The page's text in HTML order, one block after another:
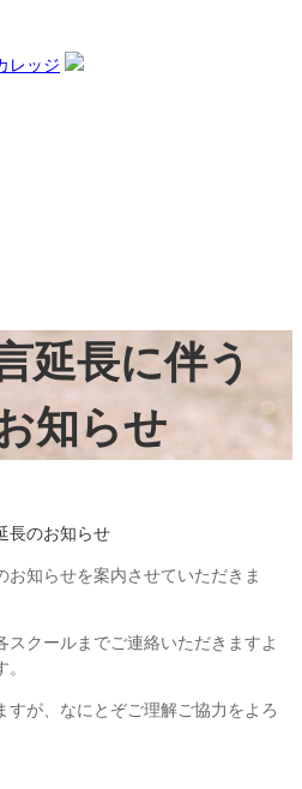
延長に伴う
知らせ
長のお知らせ
お知らせを案内させていただきま
クールまでご連絡いただきますよ
すが、なにとぞご理解ご協力をよろ